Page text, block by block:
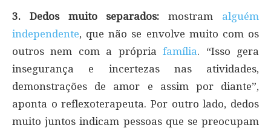
3. Dedos muito separados: mostram alguém
independente, que não se envolve muito com os
outros nem com a própriafamília. “Isso gera
insegurança e incertezas nas atividades,
demonstrações de amor e assim por diante”,
aponta o reflexoterapeuta. Por outro lado, dedos
muito juntos indicam pessoas que se preocupam